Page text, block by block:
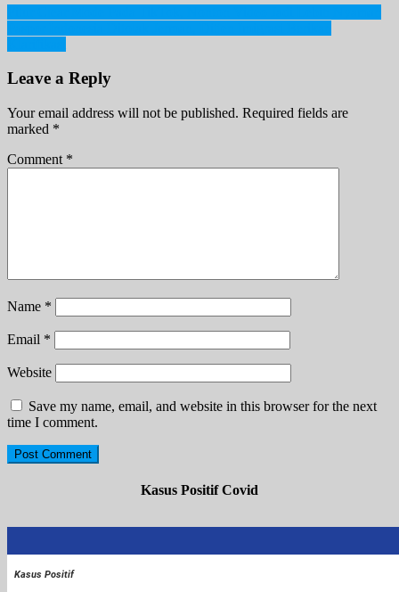
Post
navigation
Leave a Reply
Your email address will not be published. Required fields are
marked *
Comment *
Name *
Email *
Website
Save my name, email, and website in this browser for the next
time I comment.
Kasus Positif Covid